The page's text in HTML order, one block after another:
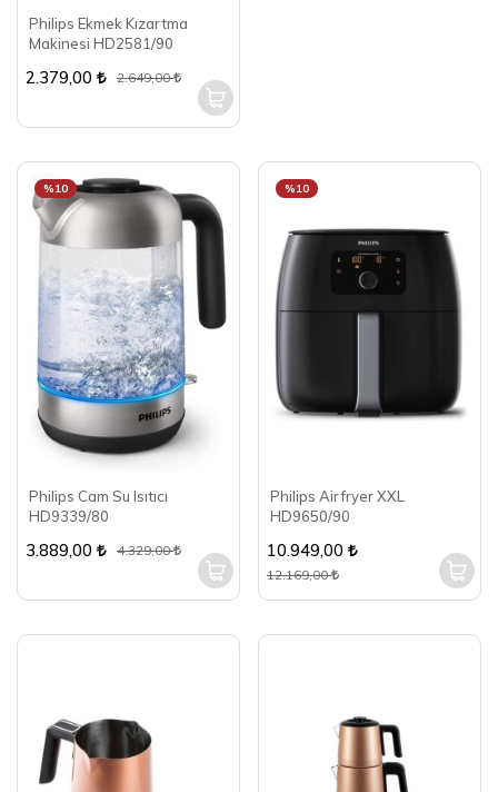
Philips Ekmek Kızartma
Makinesi HD2581/90
2.379,00 2.649,00
Philips Cam Su Isıtıcı
HD9339/80
%10
3.889,00 4.329,00
Philips Airfryer XXL
HD9650/90
%10
10.949,00
12.169,00